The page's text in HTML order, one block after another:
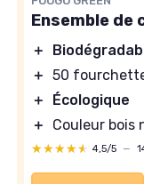
Ensemble de
＋
＋ 50
＋
Écologique
＋
Couleur bois
★★★★★
★★★★★ 4,5/5 —